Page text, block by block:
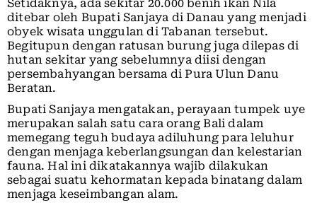
Setidaknya, ada sekitar 20.000 benih ikan Nila
ditebar oleh Bupati Sanjaya di Danau yang menjadi
obyek wisata unggulan di Tabanan tersebut.
Begitupun dengan ratusan burung juga dilepas di
hutan sekitar yang sebelumnya diisi dengan
persembahyangan bersama di Pura Ulun Danu
Beratan.
Bupati Sanjaya mengatakan, perayaan tumpek uye
merupakan salah satu cara orang Bali dalam
memegang teguh budaya adiluhung para leluhur
dengan menjaga keberlangsungan dan kelestarian
fauna. Hal ini dikatakannya wajib dilakukan
sebagai suatu kehormatan kepada binatang dalam
menjaga keseimbangan alam.